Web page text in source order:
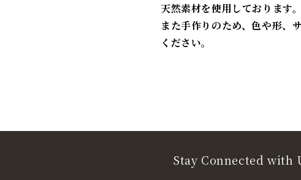
天然素材を使用しております
また手作りのため、色や形、
ください。
Stay Connected with